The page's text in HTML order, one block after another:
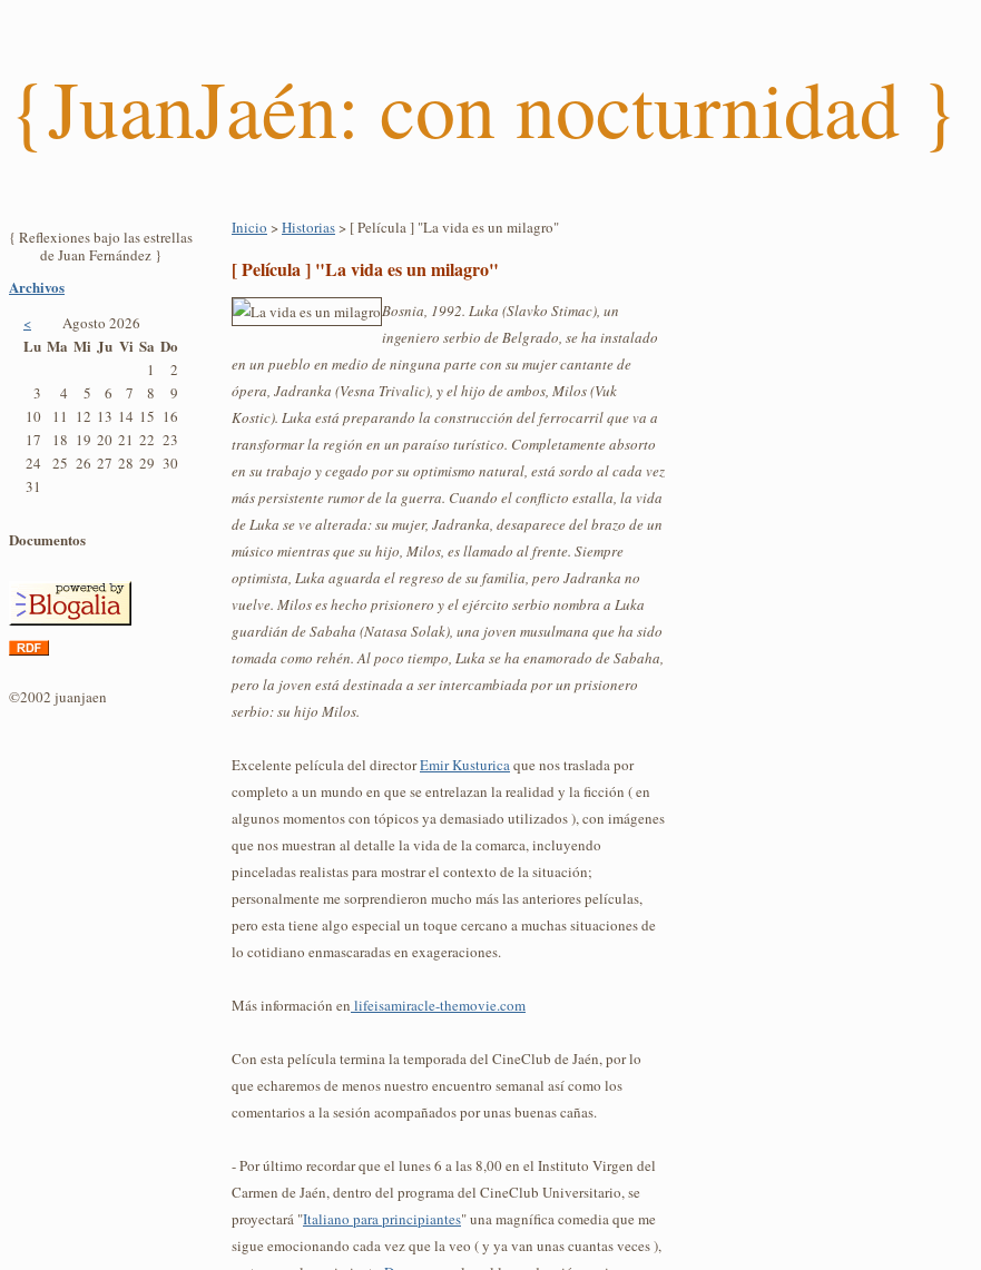
{JuanJaén: con nocturnidad }
{ Reflexiones bajo las estrellas
de Juan Fernández }
Archivos
< Agosto 2026
Lu Ma Mi Ju Vi Sa Do
1
2
3
4 5 6 7 8
9
10
11 12 13 14 15 16
17
18 19 20 21 22 23
24
25 26 27 28 29 30
31
Documentos
©2002 juanjaen
Inicio >Historias> [ Película ] "La vida es un milagro"
[ Película ] "La vida es un milagro"
Bosnia, 1992. Luka (Slavko Stimac), un
ingeniero serbio de Belgrado, se ha instalado
en un pueblo en medio de ninguna parte con su mujer cantante de
ópera, Jadranka (Vesna Trivalic), y el hijo de ambos, Milos (Vuk
Kostic). Luka está preparando la construcción del ferrocarril que va a
transformar la región en un paraíso turístico. Completamente absorto
en su trabajo y cegado por su optimismo natural, está sordo al cada vez
más persistente rumor de la guerra. Cuando el conflicto estalla, la vida
de Luka se ve alterada: su mujer, Jadranka, desaparece del brazo de un
músico mientras que su hijo, Milos, es llamado al frente. Siempre
optimista, Luka aguarda el regreso de su familia, pero Jadranka no
vuelve. Milos es hecho prisionero y el ejército serbio nombra a Luka
guardián de Sabaha (Natasa Solak), una joven musulmana que ha sido
tomada como rehén. Al poco tiempo, Luka se ha enamorado de Sabaha,
pero la joven está destinada a ser intercambiada por un prisionero
serbio: su hijo Milos.
Excelente película del directorEmir Kusturicaque nos traslada por
completo a un mundo en que se entrelazan la realidad y la ficción ( en
algunos momentos con tópicos ya demasiado utilizados ), con imágenes
que nos muestran al detalle la vida de la comarca, incluyendo
pinceladas realistas para mostrar el contexto de la situación;
personalmente me sorprendieron mucho más las anteriores películas,
pero esta tiene algo especial un toque cercano a muchas situaciones de
lo cotidiano enmascaradas en exageraciones.
Más información en lifeisamiracle-themovie.com
Con esta película termina la temporada del CineClub de Jaén, por lo
que echaremos de menos nuestro encuentro semanal así como los
comentarios a la sesión acompañados por unas buenas cañas.
- Por último recordar que el lunes 6 a las 8,00 en el Instituto Virgen del
Carmen de Jaén, dentro del programa del CineClub Universitario, se
proyectará "Italiano para principiantes" una magnífica comedia que me
sigue emocionando cada vez que la veo ( y ya van unas cuantas veces ),